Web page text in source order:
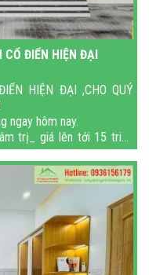
CỔ ĐIỂN HIỆN ĐẠI
HIỆN ĐẠI ,CHO QUÝ
ngay hôm nay.
trị_ giá lên tới 15 triệu